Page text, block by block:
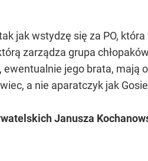
jak wstydzę się za PO,
zarządza grupa
jego brata, mają
a nie aparatczyk jak
Janusza